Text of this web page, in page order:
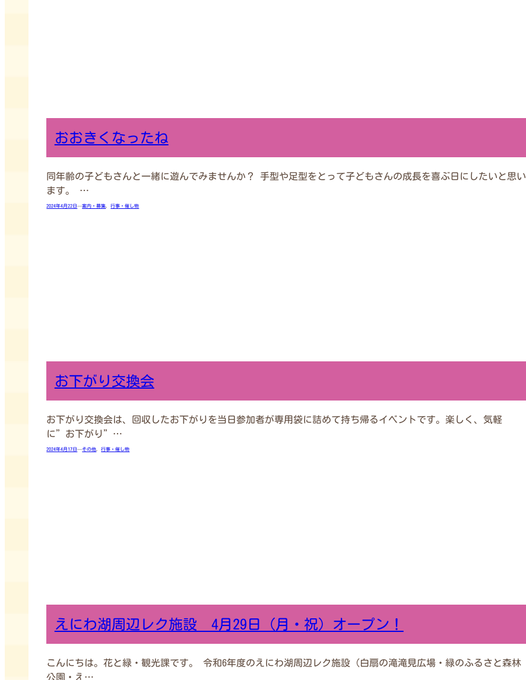
おおきくなったね
同年齢の子どもさんと一緒に遊んでみませんか？ 手型や足型をとって子どもさんの成長を喜ぶ日にしたいと思い
ます。 …
2024年4月22日—案内・募集, 行事・催し物
お下がり交換会
お下がり交換会は、回収したお下がりを当日参加者が専用袋に詰めて持ち帰るイベントです。楽しく、気軽
に”お下がり”…
2024年4月17日—その他, 行事・催し物
えにわ湖周辺レク施設 4月29日（月・祝）オープン！
こんにちは。花と緑・観光課です。 令和6年度のえにわ湖周辺レク施設（白扇の滝滝見広場・緑のふるさと森林
公園・え…